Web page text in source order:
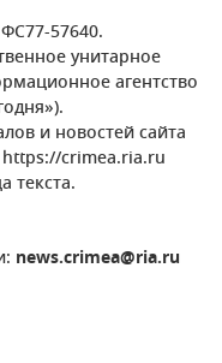
57640.
унитарное
агентство
и новостей сайта
crimea.ria.ru
текста.
news.crimea@ria.ru